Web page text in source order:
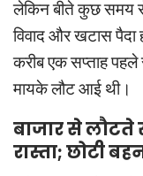
लेकिन बीते कुछ समय
विवाद और खटास
करीब एक सप्ताह
मायके लौट आई थी।
बाजार से लौटते
रास्ता; छोटी